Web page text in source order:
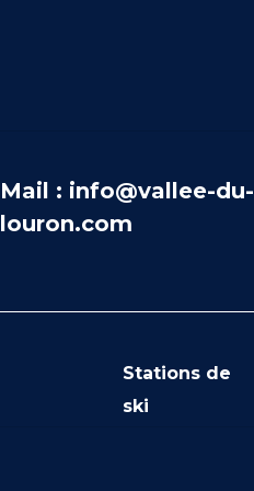
Mail : info@vallee-du-
louron.com
Stations de
ski